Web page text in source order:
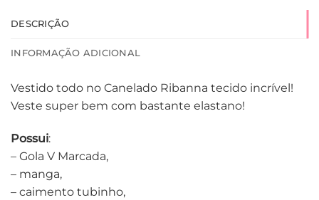
DESCRIÇÃO
INFORMAÇÃO ADICIONAL
Vestido todo no Canelado Ribanna tecido incrível!
Veste super bem com bastante elastano!
Possui:
– Gola V Marcada,
– manga,
– caimento tubinho,